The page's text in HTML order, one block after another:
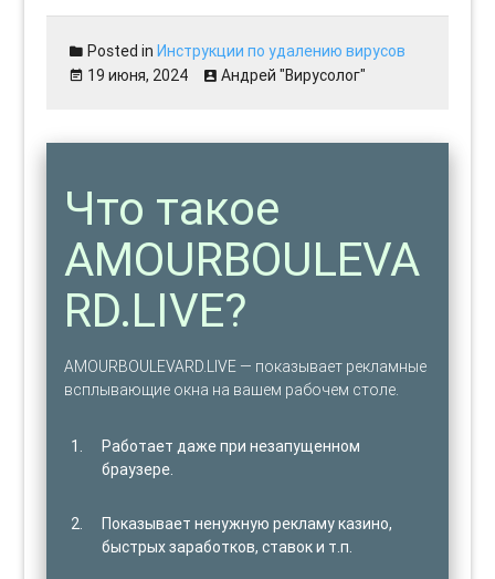
Posted inИнструкции по удалению вирусов
19 июня, 2024
Андрей "Вирусолог"
Что такое
AMOURBOULEVA
RD.LIVE?
AMOURBOULEVARD.LIVE — показывает рекламные
всплывающие окна на вашем рабочем столе.
Работает даже при незапущенном
браузере.
Показывает ненужную рекламу казино,
быстрых заработков, ставок и т.п.